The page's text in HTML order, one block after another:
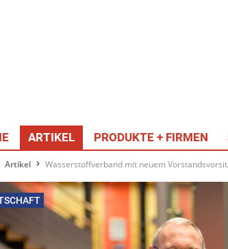
ARTIKEL PRODUKTE + FIRMEN
Artikel Wasserstoffverband mit neuem